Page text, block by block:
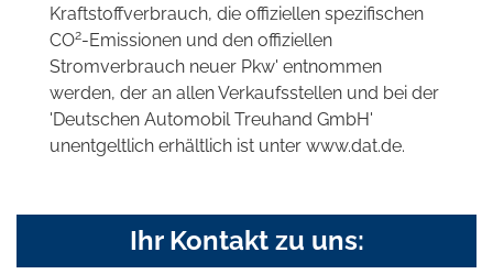
Kraftstoffverbrauch, die offiziellen spezifischen
CO2-Emissionen und den offiziellen
Stromverbrauch neuer Pkw' entnommen
werden, der an allen Verkaufsstellen und bei der
'Deutschen Automobil Treuhand GmbH'
unentgeltlich erhältlich ist unter www.dat.de.
Ihr Kontakt zu uns: